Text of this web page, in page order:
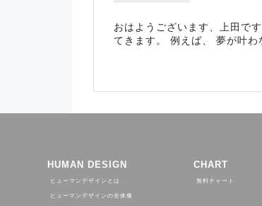
おはようございます、上田で
てきます。 例えば、 夢が叶
HUMAN DESIGN
ヒューマンデザインとは
ヒューマンデザインの全体像
CHART
無料チャート